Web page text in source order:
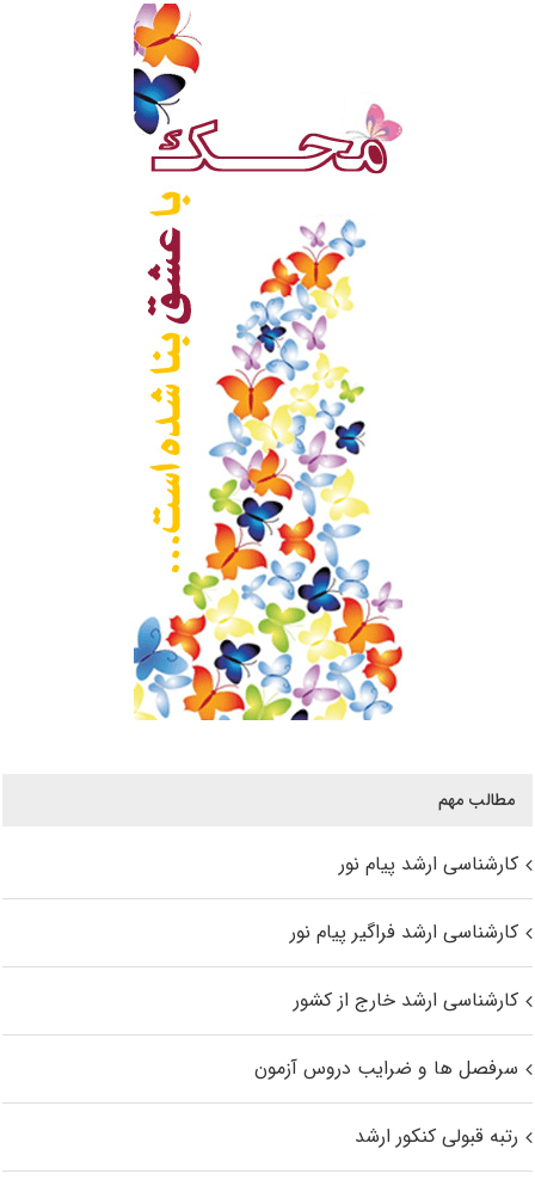
مطالب مهم
کارشناسی ارشد پیام نور
کارشناسی ارشد فراگیر پیام نور
کارشناسی ارشد خارج از کشور
سرفصل ها و ضرایب دروس آزمون
رتبه قبولی کنکور ارشد